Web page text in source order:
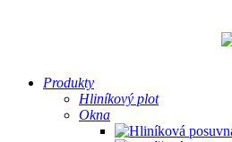
Produkty
Hliníkový plot
Okna